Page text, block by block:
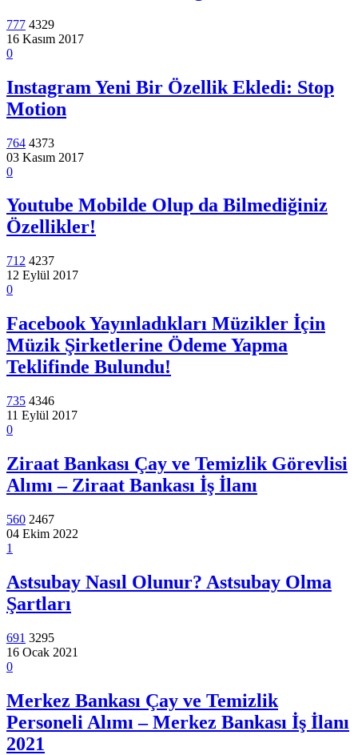
777 4329
16 Kasım 2017
0
Instagram Yeni Bir Özellik Ekledi: Stop
Motion
764 4373
03 Kasım 2017
0
Youtube Mobilde Olup da Bilmediğiniz
Özellikler!
712 4237
12 Eylül 2017
0
Facebook Yayınladıkları Müzikler İçin
Müzik Şirketlerine Ödeme Yapma
Teklifinde Bulundu!
735 4346
11 Eylül 2017
0
Ziraat Bankası Çay ve Temizlik Görevlisi
Alımı – Ziraat Bankası İş İlanı
560 2467
04 Ekim 2022
1
Astsubay Nasıl Olunur? Astsubay Olma
Şartları
691 3295
16 Ocak 2021
0
Merkez Bankası Çay ve Temizlik
Personeli Alımı – Merkez Bankası İş İlanı
2021